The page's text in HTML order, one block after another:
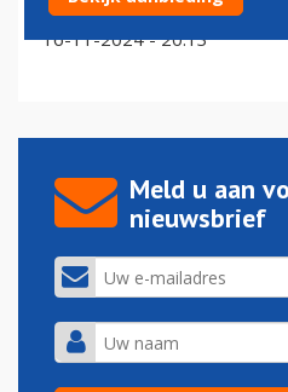
in een weekend
16-11-2024 - 20:13
Meld u aan
nieuwsbrief